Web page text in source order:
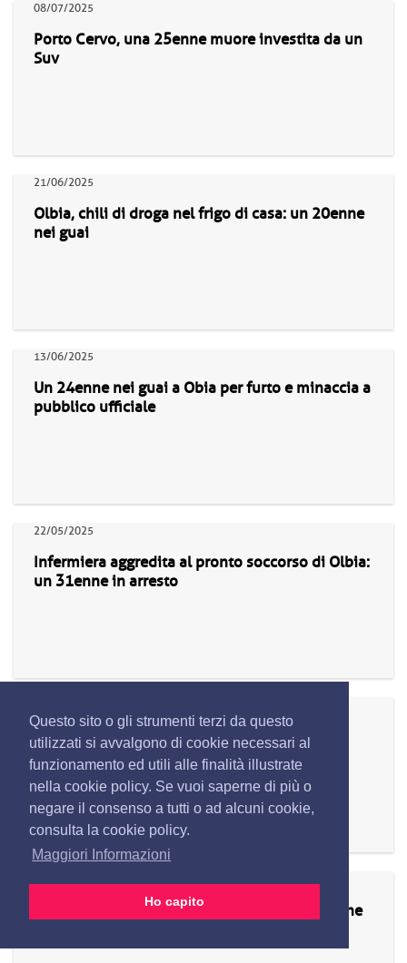
Questo sito o gli strumenti terzi da questo
utilizzati si avvalgono di cookie necessari al
funzionamento ed utili alle finalità illustrate
nella cookie policy. Se vuoi saperne di più o
negare il consenso a tutti o ad alcuni cookie,
consulta la cookie policy.
Maggiori Informazioni
Ho capito
08/07/2025
Porto Cervo, una 25enne muore investita da un
Suv
21/06/2025
Olbia, chili di droga nel frigo di casa: un 20enne
nei guai
13/06/2025
Un 24enne nei guai a Obia per furto e minaccia a
pubblico ufficiale
22/05/2025
Infermiera aggredita al pronto soccorso di Olbia:
un 31enne in arresto
Droga in hotel a Olbia: due giovani arrestati
Olbia, cocaina e soldi in casa: arrestato giovane